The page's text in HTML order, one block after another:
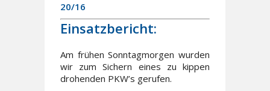
20/16
Einsatzbericht:
Am frühen Sonntagmorgen wurden
wir zum Sichern eines zu kippen
drohenden PKW’s gerufen.